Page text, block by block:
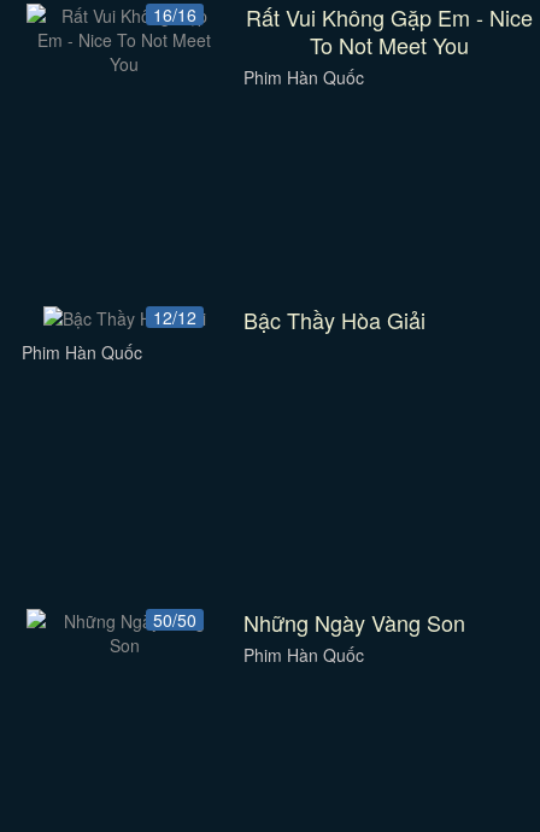
16/16
Rất Vui Không Gặp Em - Nice
To Not Meet You
Phim Hàn Quốc
12/12 Bậc Thầy Hòa Giải
Phim Hàn Quốc
50/50 Những Ngày Vàng Son
Phim Hàn Quốc